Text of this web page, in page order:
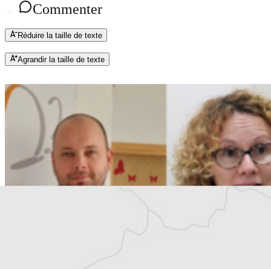
Commenter
Réduire la taille de texte
Agrandir la taille de texte